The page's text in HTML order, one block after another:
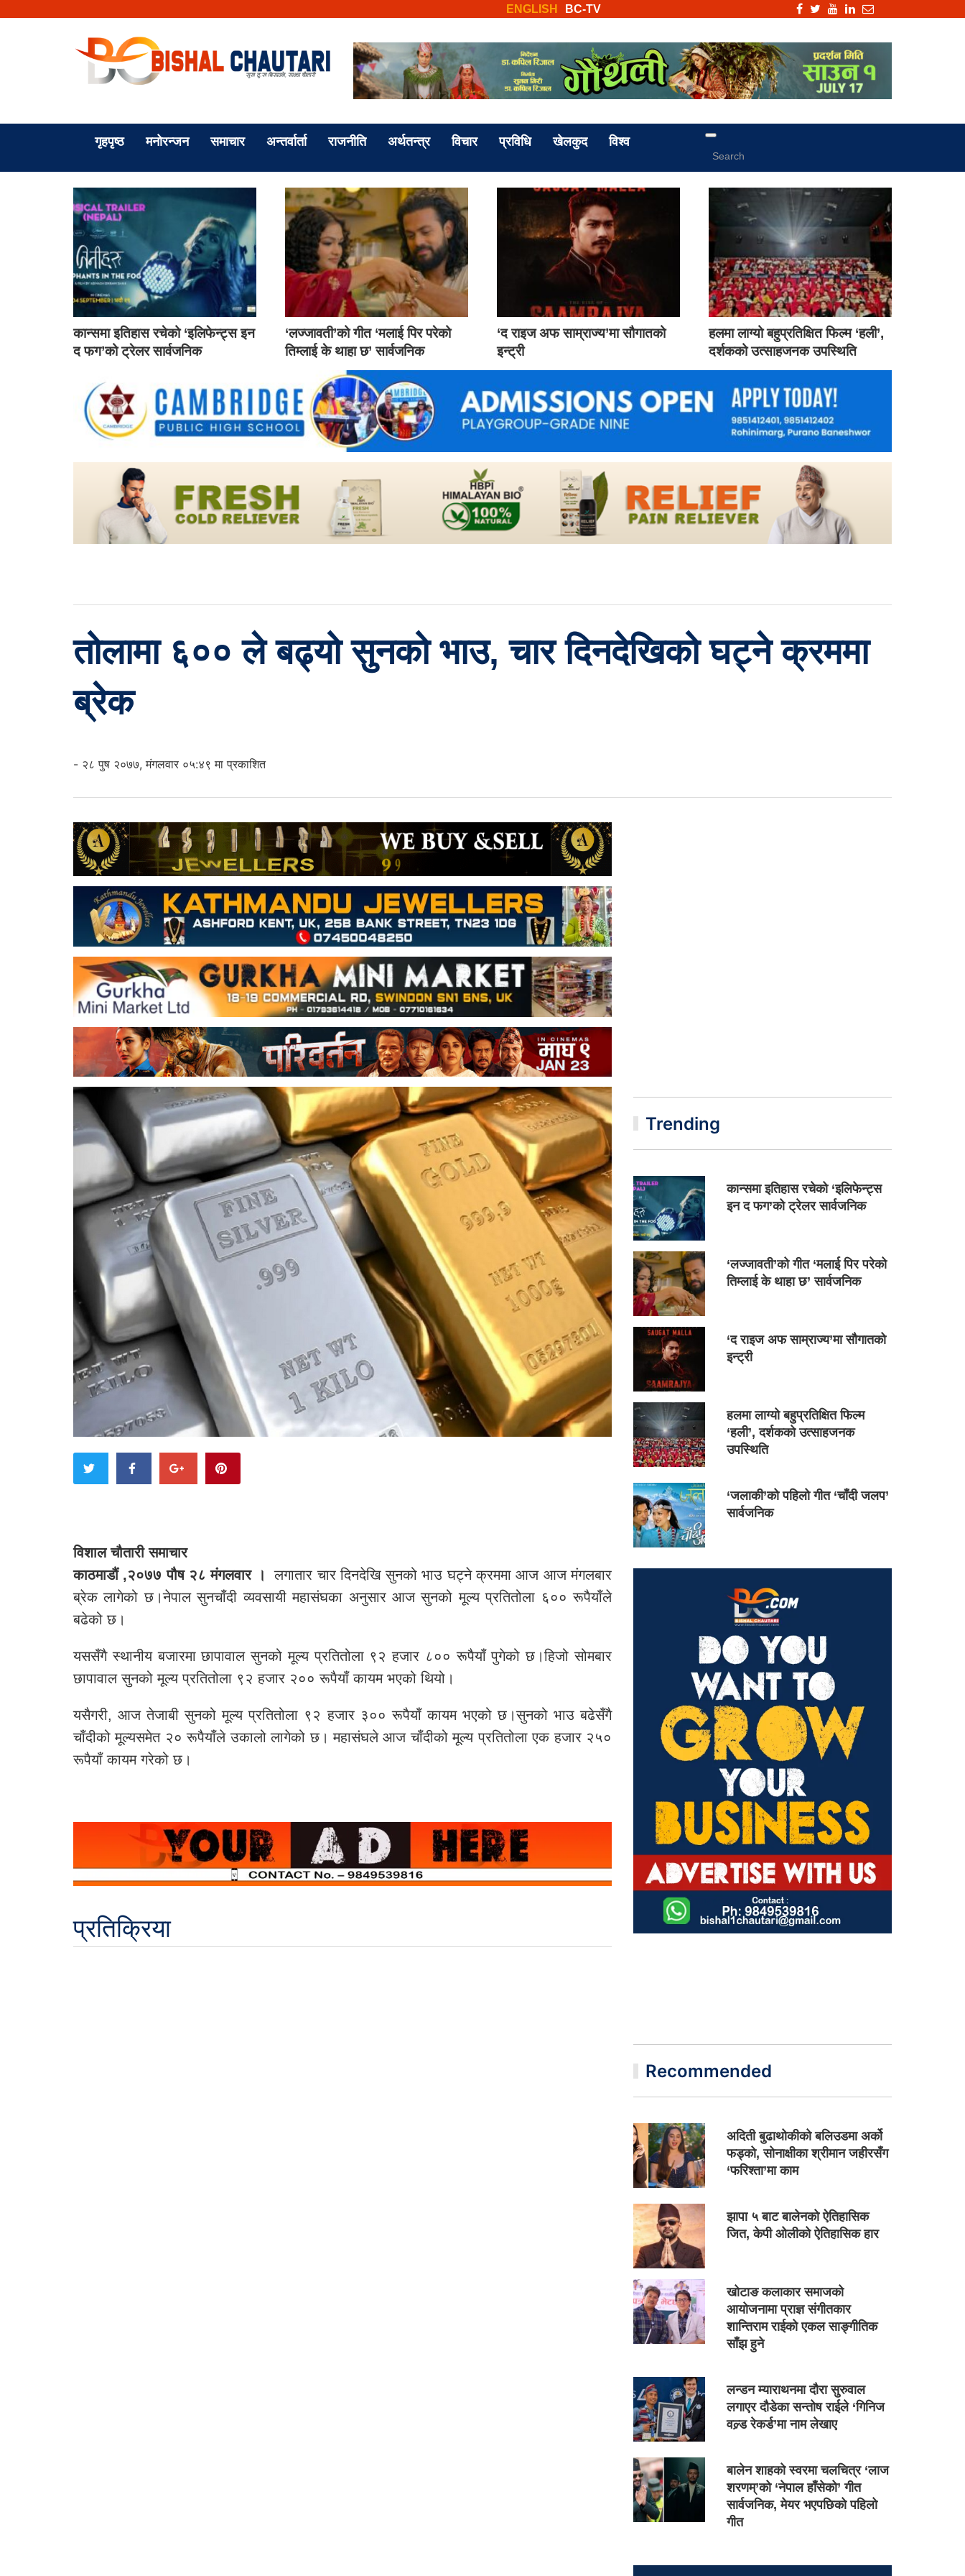
BC-TV
ENGLISH
गृहपृष्ठ मनोरन्जन समाचार अन्तर्वार्ता राजनीति अर्थतन्त्र विचार प्रविधि खेलकुद विश्व
कान्समा इतिहास रचेको ‘इलिफेन्ट्स इन
द फग’को ट्रेलर सार्वजनिक
‘लज्जावती’को गीत ‘मलाई पिर परेको
तिम्लाई के थाहा छ’ सार्वजनिक
‘द राइज अफ साम्राज्य’मा सौगातको
इन्ट्री
हलमा लाग्यो बहुप्रतिक्षित फिल्म ‘हली’,
दर्शकको उत्साहजनक उपस्थिति
तोलामा ६०० ले बढ्यो सुनको भाउ, चार दिनदेखिको घट्ने क्रममा
ब्रेक
- २८ पुष २०७७, मंगलवार ०५:४९ मा प्रकाशित
विशाल चौतारी समाचार
काठमाडौं ,२०७७ पौष २८ मंगलवार ।
लगातार चार दिनदेखि सुनको भाउ घट्ने क्रममा आज आज मंगलबार
ब्रेक लागेको छ।नेपाल सुनचाँदी व्यवसायी महासंघका अनुसार आज सुनको मूल्य प्रतितोला ६०० रूपैयाँले
बढेको छ।
यससँगै स्थानीय बजारमा छापावाल सुनको मूल्य प्रतितोला ९२ हजार ८०० रूपैयाँ पुगेको छ।हिजो सोमबार
छापावाल सुनको मूल्य प्रतितोला ९२ हजार २०० रूपैयाँ कायम भएको थियो।
यसैगरी, आज तेजाबी सुनको मूल्य प्रतितोला ९२ हजार ३०० रूपैयाँ कायम भएको छ।सुनको भाउ बढेसँगै
चाँदीको मूल्यसमेत २० रूपैयाँले उकालो लागेको छ। महासंघले आज चाँदीको मूल्य प्रतितोला एक हजार २५०
रूपैयाँ कायम गरेको छ।
प्रतिक्रिया
Trending
कान्समा इतिहास रचेको ‘इलिफेन्ट्स
इन द फग’को ट्रेलर सार्वजनिक
‘लज्जावती’को गीत ‘मलाई पिर परेको
तिम्लाई के थाहा छ’ सार्वजनिक
‘द राइज अफ साम्राज्य’मा सौगातको
इन्ट्री
हलमा लाग्यो बहुप्रतिक्षित फिल्म
‘हली’, दर्शकको उत्साहजनक
उपस्थिति
‘जलाकी’को पहिलो गीत ‘चाँदी जलप’
सार्वजनिक
Recommended
अदिती बुढाथोकीको बलिउडमा अर्को
फड्को, सोनाक्षीका श्रीमान जहीरसँग
‘फरिश्ता’मा काम
झापा ५ बाट बालेनको ऐतिहासिक
जित, केपी ओलीको ऐतिहासिक हार
खोटाङ कलाकार समाजको
आयोजनामा प्राज्ञ संगीतकार
शान्तिराम राईको एकल साङ्गीतिक
साँझ हुने
लन्डन म्याराथनमा दौरा सुरुवाल
लगाएर दौडेका सन्तोष राईले ‘गिनिज
वल्र्ड रेकर्ड’मा नाम लेखाए
बालेन शाहको स्वरमा चलचित्र ‘लाज
शरणम्’को ‘नेपाल हाँसेको’ गीत
सार्वजनिक, मेयर भएपछिको पहिलो
गीत